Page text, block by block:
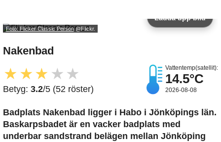
Foto: Flicker Classic Person@Flickr.
Ladda upp bild
Nakenbad
★ ★★ ★ ★
Betyg: 3.2/5 (52 röster)
Vattentemp(satellit):
14.5°C
2026-08-08
Badplats Nakenbad
ligger i Habo i Jönköpings län.
Baskarpsbadet är en vacker badplats med
underbar sandstrand belägen mellan Jönköping